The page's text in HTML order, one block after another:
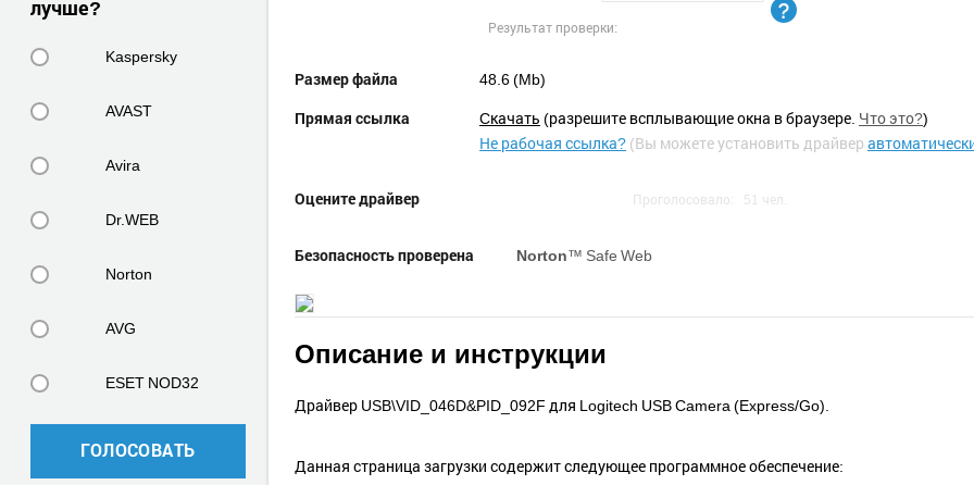
лучше?
Kaspersky
AVAST
Avira
Dr.WEB
Norton
AVG
ESET NOD32
ГОЛОСОВАТЬ
Результат проверки:
Размер файла
48.6 (Mb)
Прямая ссылка
Cкачать (разрешите всплывающие окна в браузере. Что это?)
Не рабочая ссылка? (Вы можете установить драйвер
Оцените драйвер Проголосовало: 51 чел.
Безопасность проверена Norton™ Safe Web
Описание и инструкции
Драйвер USB\VID_046D&PID_092F для Logitech USB Camera (Express/Go).
Данная страница загрузки содержит следующее программное обеспечение: